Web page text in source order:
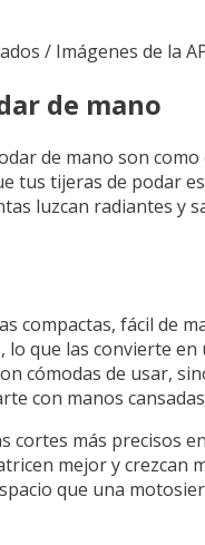
/ Imágenes de la
de mano
de mano son
tus tijeras de podar
luzcan radiantes
compactas, fácil de
que las convierte
cómodas de usar,
con manos
cortes más precisos
mejor y crezcan
que una